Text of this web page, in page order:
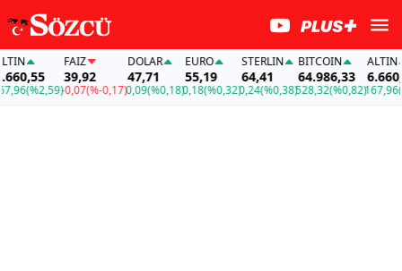
(%2,59)
FAİZ
39,92
-0,07(%-0,17)
DOLAR
47,71
0,09(%0,18)
EURO
55,19
0,18(%0,32)
STERLIN
64,41
0,24(%0,38)
BITCOIN
64.986,33
528,32(%0,82)
ALTIN
6.660,55
167,96